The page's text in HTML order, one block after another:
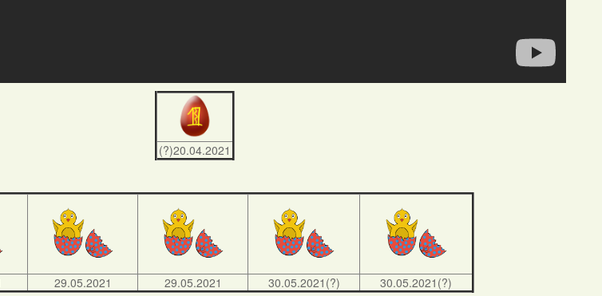
(?)20.04.2021
29.05.2021 29.05.2021 30.05.2021(?) 30.05.2021(?)